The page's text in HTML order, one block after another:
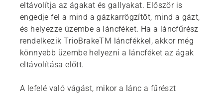
eltávolítja az ágakat és gallyakat. Először is
engedje fel a mind a gázkarrögzítőt, mind a gázt,
és helyezze üzembe a láncféket. Ha a láncfűrész
rendelkezik TrioBrakeTM láncfékkel, akkor még
könnyebb üzembe helyezni a láncféket az ágak
eltávolítása előtt.
A lefelé való vágást, mikor a lánc a fűrészt